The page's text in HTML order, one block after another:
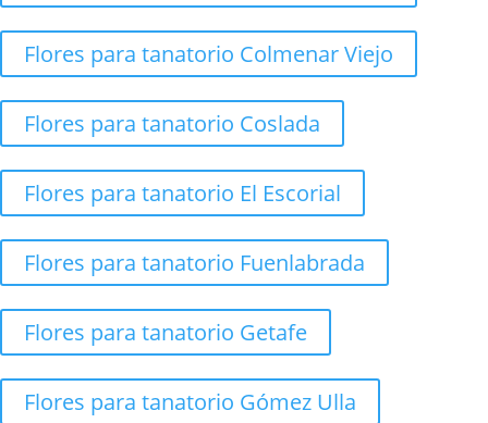
Flores para tanatorio Colmenar Viejo
Flores para tanatorio Coslada
Flores para tanatorio El Escorial
Flores para tanatorio Fuenlabrada
Flores para tanatorio Getafe
Flores para tanatorio Gómez Ulla